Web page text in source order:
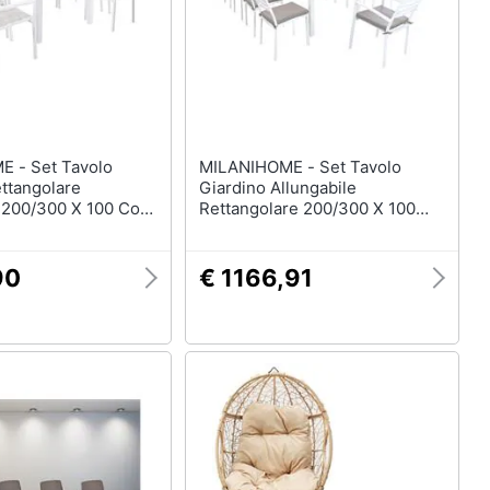
Divani
Arredamento da esterno
Piscine fuori terra
300 X 100 Con
MILANIHOME - Set Tavolo
Giardino Allungabile
Rettangolare 200/300 X 100
€ 1166,91